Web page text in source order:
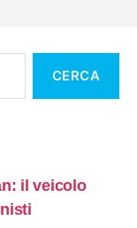
il veicolo